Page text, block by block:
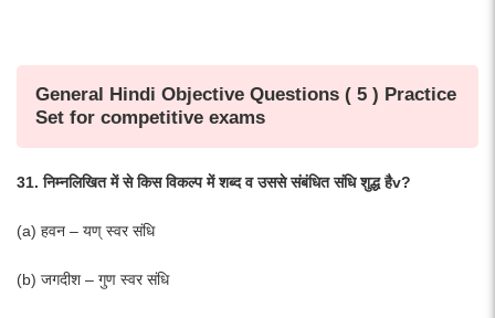
General Hindi Objective Questions ( 5 ) Practice
Set for competitive exams
31. निम्नलिखित में से किस विकल्प में शब्द व उससे संबंधित संधि शुद्ध हैv?
(a) हवन – यण् स्वर संधि
(b) जगदीश – गुण स्वर संधि